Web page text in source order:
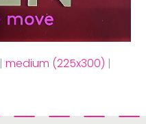
|medium (225x300) |